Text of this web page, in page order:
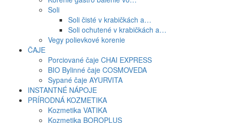
Soli
Soli čisté v krabičkách a…
Soli ochutené v krabičkách a…
Vegy polievkové korenie
ČAJE
Porciované čaje CHAI EXPRESS
BIO Bylinné čaje COSMOVEDA
Sypané čaje AYURVITA
INSTANTNÉ NÁPOJE
PRÍRODNÁ KOZMETIKA
Kozmetika VATIKA
Kozmetika BOROPLUS